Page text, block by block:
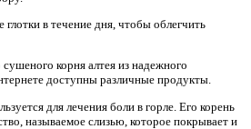
глотки в течение дня, чтобы облегчить
корня алтея из надежного
доступны различные продукты.
для лечения боли в горле. Его корень
называемое слизью, которое покрывает и